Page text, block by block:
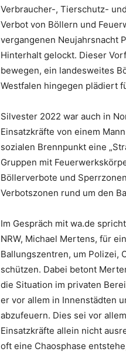
Verbraucher-, Tierschutz-
Verbot von Böllern und
vergangenen Neujahrsnacht
Hinterhalt gelockt. Dieser
bewegen, ein landesweites
Westfalen hingegen plädiert
Silvester 2022 war auch in
Einsatzkräfte von einem
sozialen Brennpunkt eine
Gruppen mit
Böllerverbote und
Verbotszonen rund um den
Im Gespräch mit wa.de
NRW, Michael Mertens, für
Ballungszentren, um Polizei,
schützen. Dabei betont
die Situation im privaten
er vor allem in Innenstädten
abzufeuern. Dies sei vor
Einsatzkräfte allein nicht
oft eine Chaosphase